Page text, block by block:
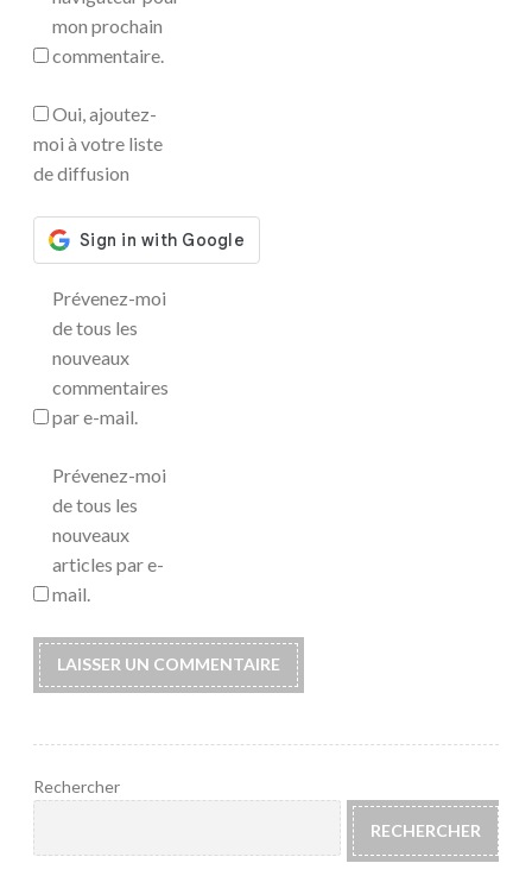
mon prochain
commentaire.
Oui, ajoutez-
moi à votre liste
de diffusion
Prévenez-moi
de tous les
nouveaux
commentaires
par e-mail.
Prévenez-moi
de tous les
nouveaux
articles par e-
mail.
Rechercher
RECHERCHER